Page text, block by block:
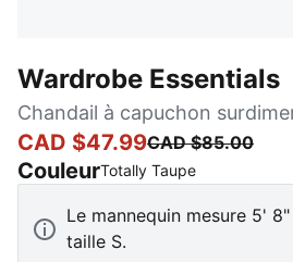
Wardrobe Essentials
Chandail à capuchon
CAD $47.99CAD $85.00
CouleurTotally Taupe:
Le mannequin mesure 5'
taille S.